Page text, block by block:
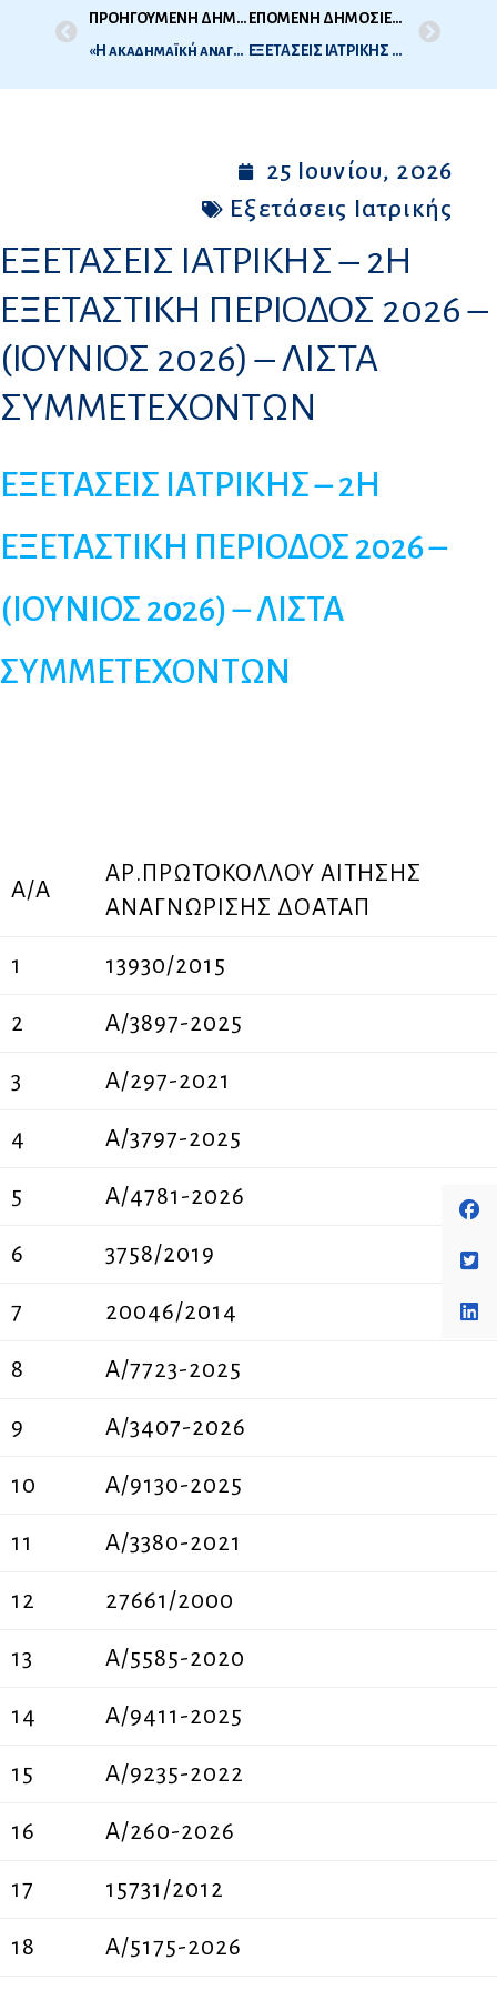
ΠΡΟΗΓΟΥΜΕΝΗ ΔΗΜΟΣΙΕΥΣΗ
«Η ακαδημαϊκή αναγνώριση είναι δικαίωμα και δημόσιο αγαθό»: Ομιλία του Προέδρου του ΔΟΑΤΑΠ στην Τελετή Έναρξης της 33ης Ετήσιας Συνάντησης των Δικτύων ENIC-NARIC
ΕΠΟΜΕΝΗ ΔΗΜΟΣΙΕΥΣΗ
ΕΞΕΤΑΣΕΙΣ ΙΑΤΡΙΚΗΣ – 2Η ΕΞΕΤΑΣΤΙΚΗ ΠΕΡΙΟΔΟΣ 2026 (ΙΟΥΝΙΟΣ 2026) – ΕΝΟΤΗΤΑ: ΠΡΟΚΛΙΝΙΚΕΣ ΕΠΙΣΤΗΜΕΣ – ΑΠΟΤΕΛΕΣΜΑΤΑ
25 Ιουνίου, 2026
Εξετάσεις Ιατρικής
ΕΞΕΤΑΣΕΙΣ ΙΑΤΡΙΚΗΣ – 2Η
ΕΞΕΤΑΣΤΙΚΗ ΠΕΡΙΟΔΟΣ 2026 –
(ΙΟΥΝΙΟΣ 2026) – ΛΙΣΤΑ
ΣΥΜΜΕΤΕΧΟΝΤΩΝ
ΕΞΕΤΑΣΕΙΣ ΙΑΤΡΙΚΗΣ – 2Η
ΕΞΕΤΑΣΤΙΚΗ ΠΕΡΙΟΔΟΣ 2026 –
(ΙΟΥΝΙΟΣ 2026) – ΛΙΣΤΑ
ΣΥΜΜΕΤΕΧΟΝΤΩΝ
Α/Α
ΑΡ.ΠΡΩΤΟΚΟΛΛΟΥ ΑΙΤΗΣΗΣ
ΑΝΑΓΝΩΡΙΣΗΣ ΔΟΑΤΑΠ
1 13930/2015
2 A/3897-2025
3 A/297-2021
4 A/3797-2025
5 A/4781-2026
6 3758/2019
7 20046/2014
8 A/7723-2025
9 A/3407-2026
10 A/9130-2025
11 Α/3380-2021
12 27661/2000
13 Α/5585-2020
14 A/9411-2025
15 A/9235-2022
16 Α/260-2026
17 15731/2012
18 Α/5175-2026